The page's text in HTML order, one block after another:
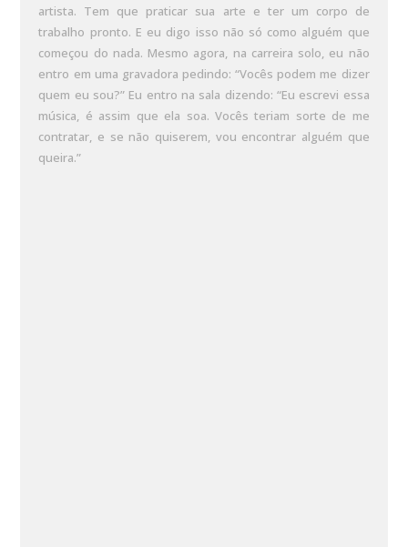
artista. Tem que praticar sua arte e ter um corpo de
trabalho pronto. E eu digo isso não só como alguém que
começou do nada. Mesmo agora, na carreira solo, eu não
entro em uma gravadora pedindo: “Vocês podem me dizer
quem eu sou?” Eu entro na sala dizendo: “Eu escrevi essa
música, é assim que ela soa. Vocês teriam sorte de me
contratar, e se não quiserem, vou encontrar alguém que
queira.”